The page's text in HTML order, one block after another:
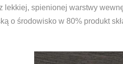
lekkiej, spienionej warstwy
o środowisko w 80% produkt